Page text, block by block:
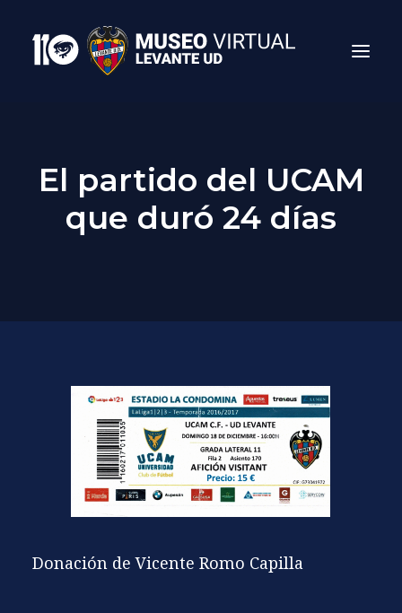
Search
El partido del UCAM
que duró 24 días
Donación de Vicente Romo Capilla